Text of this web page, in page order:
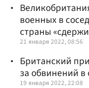
военных в
страны
21 января 2022, 08:56
Британский
за обвинений
19 января 2022, 22:08